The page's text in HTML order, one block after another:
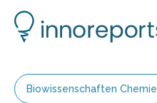
Biowissenschaften Chemie